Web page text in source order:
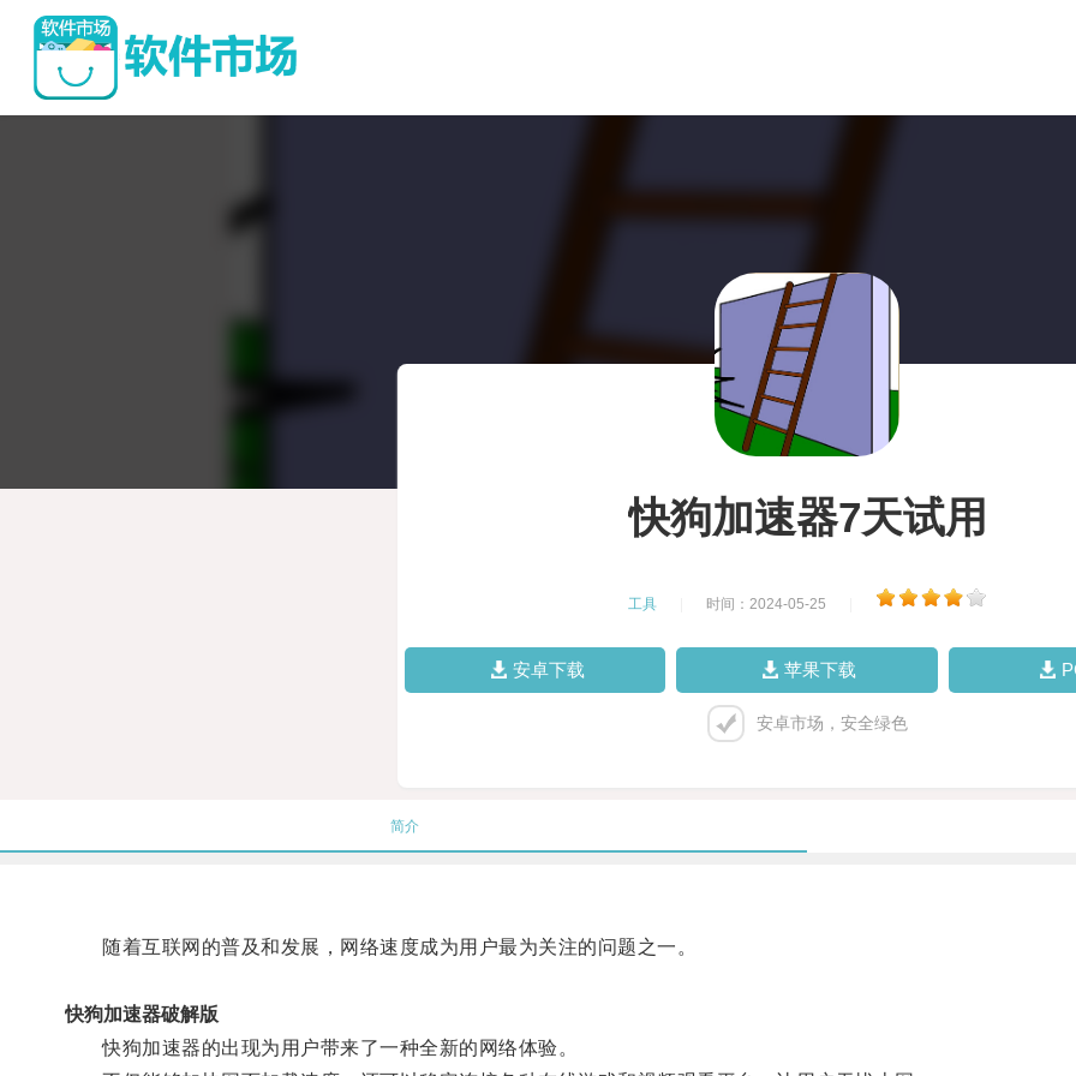
快狗加速器7天试用
工具 时间：2024-05-25
安卓下载 苹果下载
安卓市场，安全绿色
简介
随着互联网的普及和发展，网络速度成为用户最为关注的问题之一。
快狗加速器破解版
快狗加速器的出现为用户带来了一种全新的网络体验。